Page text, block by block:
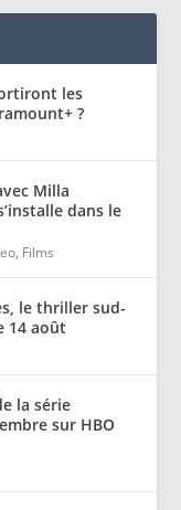
les
?
Milla
dans le
, Films
le thriller sud-
14 août
la série
sur HBO